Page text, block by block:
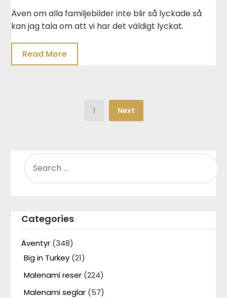
Även om alla familjebilder inte blir så lyckade så
kan jag tala om att vi har det väldigt lyckat.
Read More
1 Next
FOR:
Categories
Äventyr (348)
Big in Turkey (21)
Malenami reser (224)
Malenami seglar (57)